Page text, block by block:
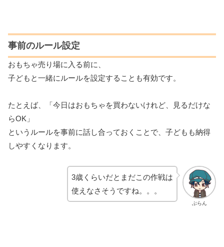
事前のルール設定
おもちゃ売り場に入る前に、
子どもと一緒にルールを設定することも有効です。
たとえば、「今日はおもちゃを買わないけれど、見るだけな
らOK」
というルールを事前に話し合っておくことで、子どもも納得
しやすくなります。
ぶらん
3歳くらいだとまだこの作戦は
使えなさそうですね。。。